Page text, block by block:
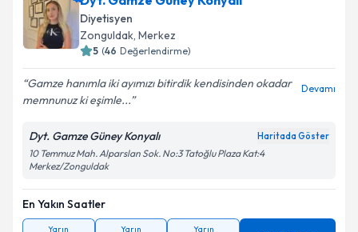
Dyt. Gamze Güney Konyalı
Diyetisyen
Zonguldak,Merkez
( Değerlendirme)
Gamze hanımla iki ayımızı bitirdik kendisinden okadar
memnunuz ki eşimle...
Dyt. Gamze Güney Konyalı
10 Temmuz Mah. Alparslan Sok. No:3 Tatoğlu Plaza Kat:4
Merkez/Zonguldak
En Yakın Saatler